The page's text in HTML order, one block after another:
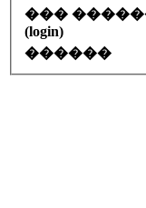
���
(login)
������